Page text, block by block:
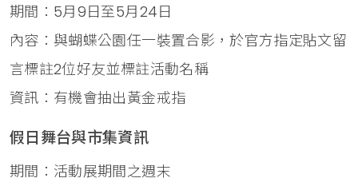
期間：5月9日至5月24日
內容：與蝴蝶公園任一裝置合影，於官方指定貼文留
言標註2位好友並標註活動名稱
資訊：有機會抽出黃金戒指
假日舞台與市集資訊
期間：活動展期間之週末